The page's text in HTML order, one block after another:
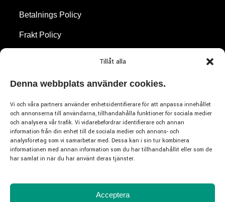
Tillåt alla
Denna webbplats använder cookies.
Vi och våra partners använder enhetsidentifierare för att anpassa innehållet
och annonserna till användarna, tillhandahålla funktioner för sociala medier
och analysera vår trafik. Vi vidarebefordrar identifierare och annan
information från din enhet till de sociala medier och annons- och
analysföretag som vi samarbetar med. Dessa kan i sin tur kombinera
informationen med annan information som du har tillhandahållit eller som de
har samlat in när du har använt deras tjänster.
Acceptera
Betalnings Policy
Frakt Policy
Varumärken
Emporio Armani
Hugo Boss